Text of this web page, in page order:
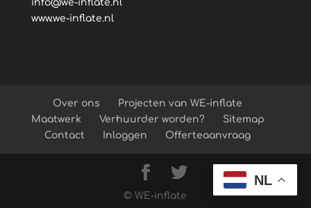
info@we-inflate.nl
www.we-inflate.nl
Over ons
Projecten van WE-inflate
Maatwerk
Verhuurder worden?
Sitemap
Contact
Inloggen Offerteaanvraag
© WE-inflate
NL